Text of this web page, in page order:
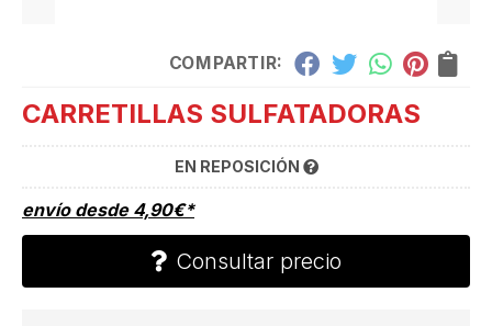
COMPARTIR:
CARRETILLAS SULFATADORAS
EN REPOSICIÓN
envío desde 4,90€*
Consultar precio